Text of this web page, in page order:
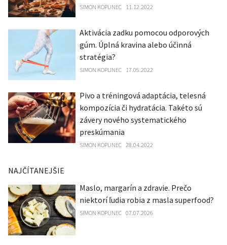
SIMON KOPUNEC 11.12.2022
Aktivácia zadku pomocou odporových
gúm. Úplná kravina alebo účinná
stratégia?
SIMON KOPUNEC 17.05.2022
Pivo a tréningová adaptácia, telesná
kompozícia či hydratácia. Takéto sú
závery nového systematického
preskúmania
SIMON KOPUNEC 28.04.2022
NAJČÍTANEJŠIE
Maslo, margarín a zdravie. Prečo
niektorí ľudia robia z masla superfood?
SIMON KOPUNEC 07.07.2026